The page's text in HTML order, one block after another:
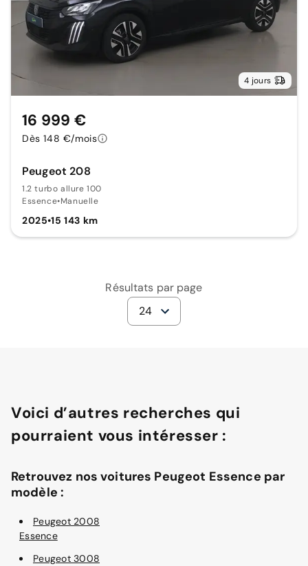
4 jours
Peugeot 208
1.2 turbo allure 100
Essence•Manuelle
2025•15 143 km
16 999 €
Dès 148 €/mois
Résultats par page
24
Voici d’autres recherches qui
pourraient vous intéresser :
Retrouvez nos voitures Peugeot Essence par
modèle :
Peugeot 2008
Essence
Peugeot 3008